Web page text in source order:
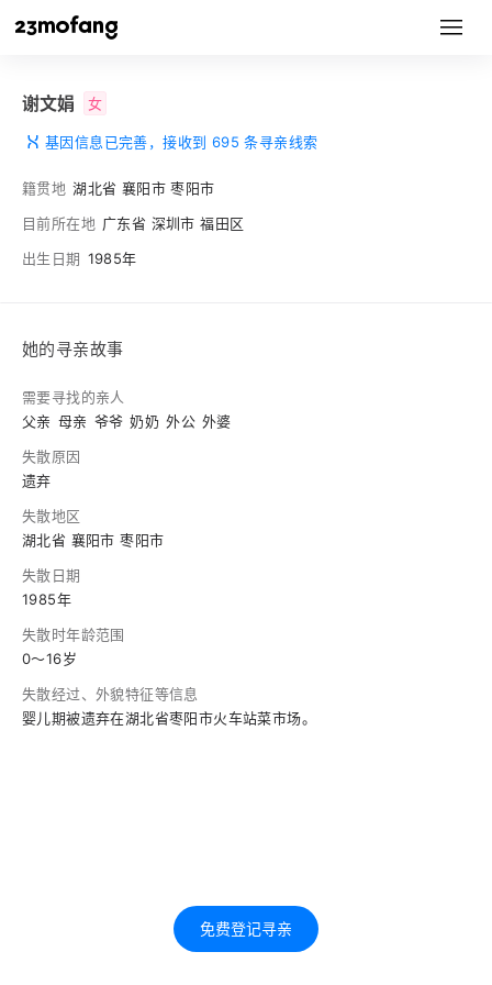
谢文娟 女
基因信息已完善，接收到 695 条寻亲线索
籍贯地 湖北省 襄阳市 枣阳市
目前所在地 广东省 深圳市 福田区
出生日期 1985年
她的寻亲故事
需要寻找的亲人
父亲 母亲 爷爷 奶奶 外公 外婆
失散原因
遗弃
失散地区
湖北省 襄阳市 枣阳市
失散日期
1985年
失散时年龄范围
0～16岁
失散经过、外貌特征等信息
婴儿期被遗弃在湖北省枣阳市火车站菜市场。
免费登记寻亲